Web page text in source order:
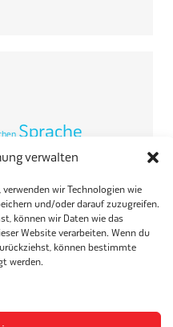
verwalten
wir Technologien wie
und/oder darauf zuzugreifen.
können wir Daten wie das
Website verarbeiten. Wenn du
können bestimmte
werden.
Sprache
AG
8902 Urdorf / Schweiz
735 82 82